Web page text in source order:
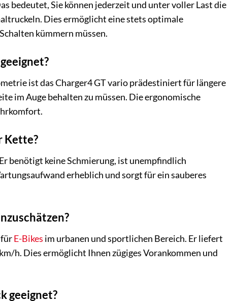
bedeutet, Sie können jederzeit und unter voller Last die
Dies ermöglicht eine stets optimale
kümmern müssen.
ist das Charger4 GT vario prädestiniert für längere
im Auge behalten zu müssen. Die ergonomische
Kette?
benötigt keine Schmierung, ist unempfindlich
erheblich und sorgt für ein sauberes
E-Bikes im urbanen und sportlichen Bereich. Er liefert
h. Dies ermöglicht Ihnen zügiges Vorankommen und
geeignet?